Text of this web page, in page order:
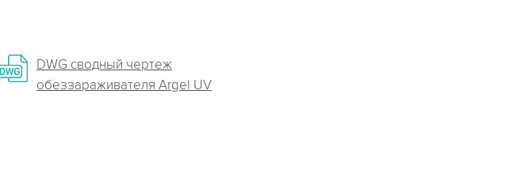
DWG сводный чертеж
обеззараживателя Argel UV